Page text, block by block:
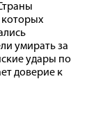
которых
умирать за
удары по
доверие к